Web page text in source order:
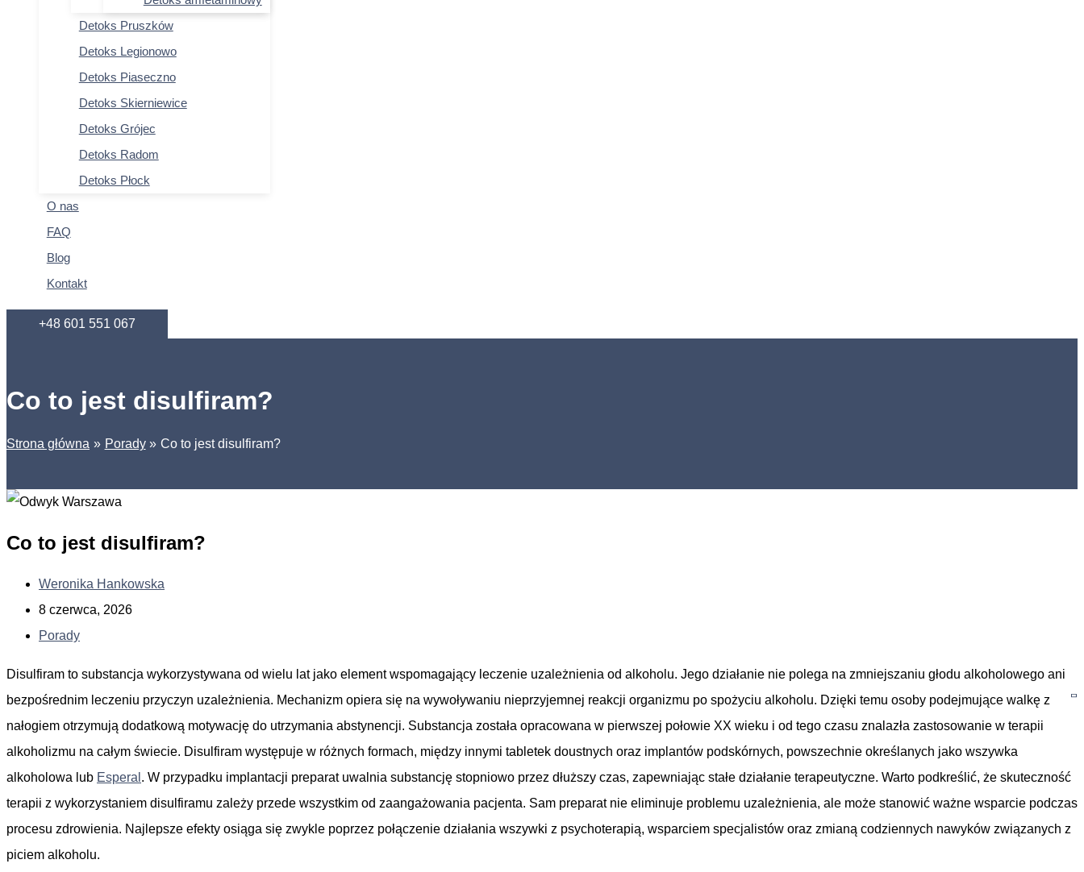
Detoks Pruszków
Detoks Legionowo
Detoks Piaseczno
Detoks Skierniewice
Detoks Grójec
Detoks Radom
Detoks Płock
O nas
FAQ
Blog
Kontakt
+48 601 551 067
Co to jest disulfiram?
Strona główna Porady Co to jest disulfiram?
Co to jest disulfiram?
Weronika Hankowska
8 czerwca, 2026
Porady
Disulfiram to substancja wykorzystywana od wielu lat jako element wspomagający leczenie uzależnienia od alkoholu. Jego działanie nie polega na zmniejszaniu głodu alkoholowego ani
bezpośrednim leczeniu przyczyn uzależnienia. Mechanizm opiera się na wywoływaniu nieprzyjemnej reakcji organizmu po spożyciu alkoholu. Dzięki temu osoby podejmujące walkę z
nałogiem otrzymują dodatkową motywację do utrzymania abstynencji. Substancja została opracowana w pierwszej połowie XX wieku i od tego czasu znalazła zastosowanie w terapii
alkoholizmu na całym świecie. Disulfiram występuje w różnych formach, między innymi tabletek doustnych oraz implantów podskórnych, powszechnie określanych jako wszywka
alkoholowa lub Esperal . W przypadku implantacji preparat uwalnia substancję stopniowo przez dłuższy czas, zapewniając stałe działanie terapeutyczne. Warto podkreślić, że skuteczność
terapii z wykorzystaniem disulfiramu zależy przede wszystkim od zaangażowania pacjenta. Sam preparat nie eliminuje problemu uzależnienia, ale może stanowić ważne wsparcie podczas
procesu zdrowienia. Najlepsze efekty osiąga się zwykle poprzez połączenie działania wszywki z psychoterapią, wsparciem specjalistów oraz zmianą codziennych nawyków związanych z
piciem alkoholu.